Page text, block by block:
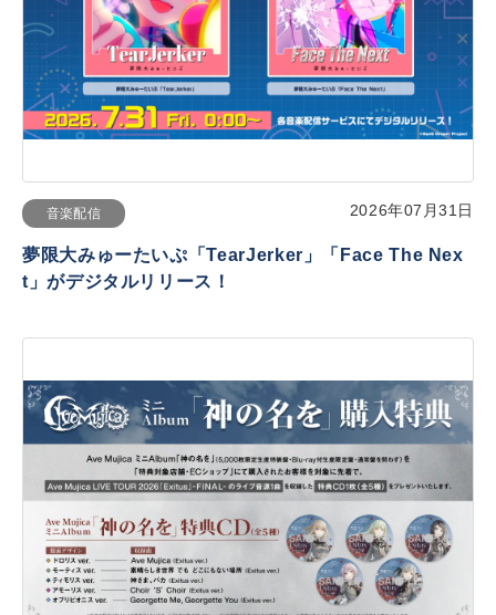
音楽配信 2026年07月31日
夢限大みゅーたいぷ「TearJerker」「Face The Nex
t」がデジタルリリース！